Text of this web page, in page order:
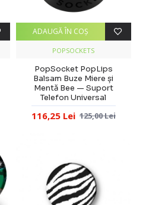
POPSOCKETS
PopSocket PopLips
Balsam Buze Miere și
Mentă Bee — Suport
Telefon Universal
116,25 Lei 125,00 Lei
ADAUGĂ ÎN COŞ